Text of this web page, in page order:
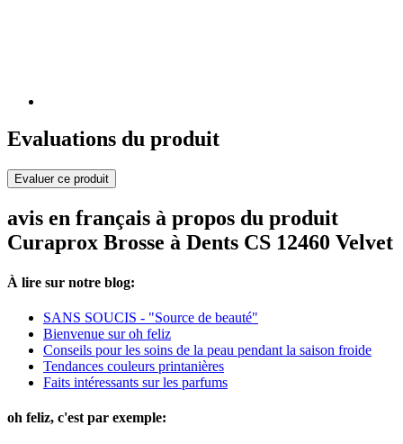
Evaluations du produit
Evaluer ce produit
avis en français à propos du produit
Curaprox Brosse à Dents CS 12460 Velvet
À lire sur notre blog:
SANS SOUCIS - "Source de beauté"
Bienvenue sur oh feliz
Conseils pour les soins de la peau pendant la saison froide
Tendances couleurs printanières
Faits intéressants sur les parfums
oh feliz, c'est par exemple: